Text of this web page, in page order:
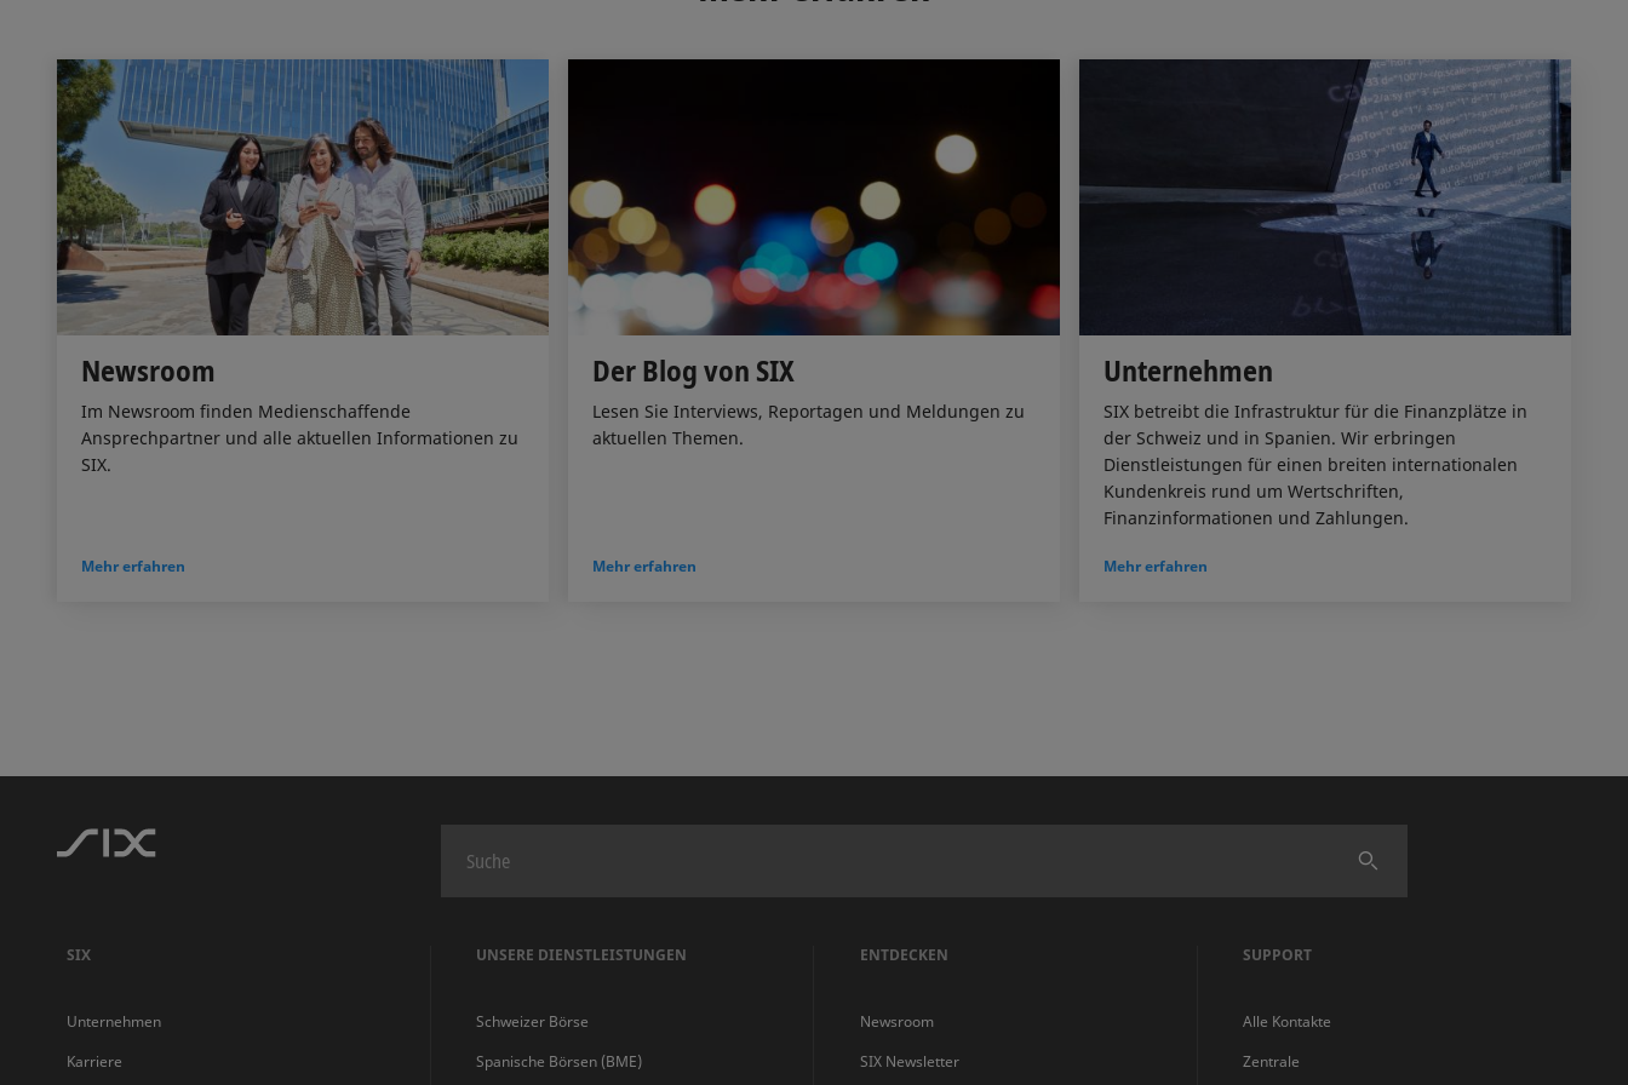
Newsroom
Im Newsroom finden Medienschaffende
Ansprechpartner und alle aktuellen Informationen zu
SIX.
Mehr erfahren
Der Blog von SIX
Lesen Sie Interviews, Reportagen und Meldungen zu
aktuellen Themen.
Mehr erfahren
Unternehmen
SIX betreibt die Infrastruktur für die Finanzplätze in
der Schweiz und in Spanien. Wir erbringen
Dienstleistungen für einen breiten internationalen
Kundenkreis rund um Wertschriften,
Finanzinformationen und Zahlungen.
Mehr erfahren
Finden
SIX
Unternehmen
Karriere
UNSERE DIENSTLEISTUNGEN
Schweizer Börse
Spanische Börsen (BME)
ENTDECKEN
Newsroom
SIX Newsletter
SUPPORT
Alle Kontakte
Zentrale